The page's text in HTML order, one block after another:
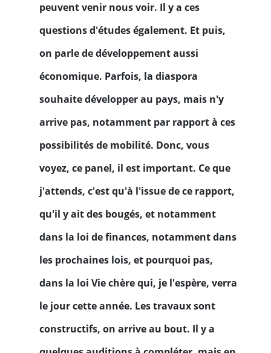
peuvent venir nous voir. Il y a ces
questions d'études également. Et puis,
on parle de développement aussi
économique. Parfois, la diaspora
souhaite développer au pays, mais n'y
arrive pas, notamment par rapport à ces
possibilités de mobilité. Donc, vous
voyez, ce panel, il est important. Ce que
j'attends, c'est qu'à l'issue de ce rapport,
qu'il y ait des bougés, et notamment
dans la loi de finances, notamment dans
les prochaines lois, et pourquoi pas,
dans la loi Vie chère qui, je l'espère, verra
le jour cette année. Les travaux sont
constructifs, on arrive au bout. Il y a